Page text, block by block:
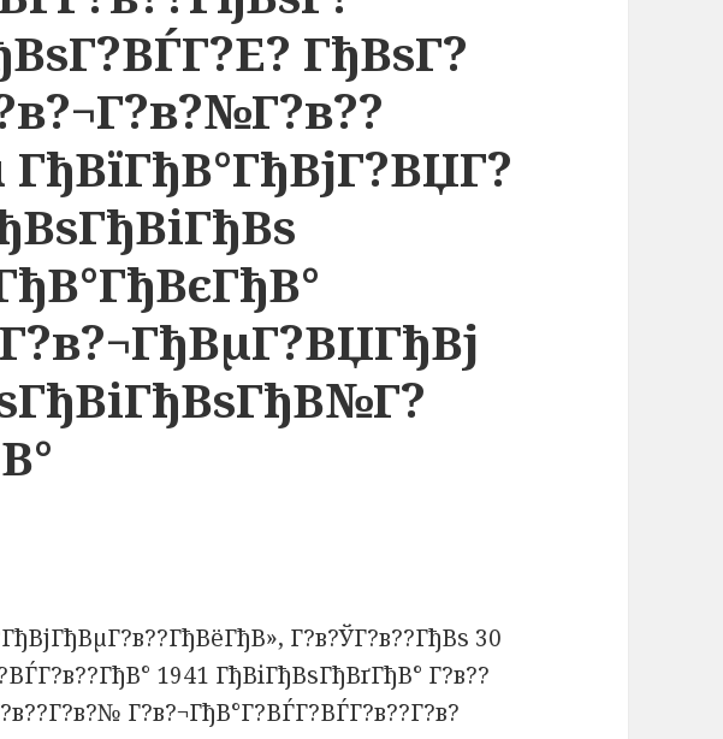
ГђВѕГ?
Г?в?ЎГ?в??ГђВѕ 30
1941 ГђВіГђВѕГђВґГђВ° Г?в??
Г?в?¬ГђВ°Г?ВЃГ?ВЃГ?в??Г?в?